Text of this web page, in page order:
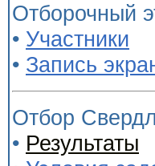
Отборочный
• Участники
• Запись
Отбор
• Результаты